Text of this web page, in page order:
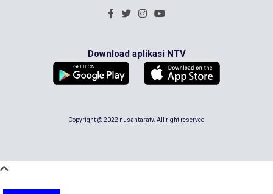
Download aplikasi NTV
Copyright @ 2022 nusantaratv. All right reserved